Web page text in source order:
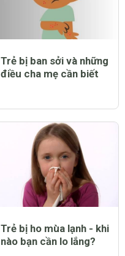
Trẻ bị ban sởi và những
điều cha mẹ cần biết
Trẻ bị ho mùa lạnh - khi
nào bạn cần lo lắng?